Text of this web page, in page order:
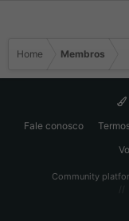
Home Membros
Fale conosco
Community